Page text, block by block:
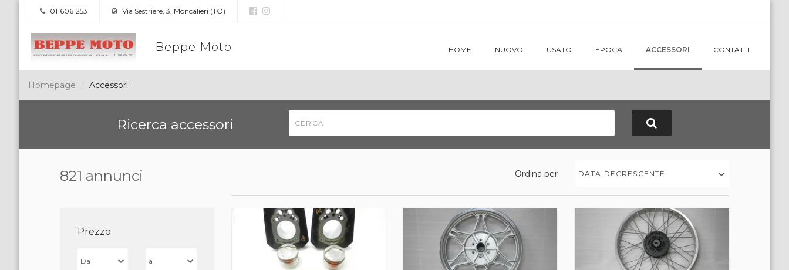
0116061253 Via Sestriere, 3, Moncalieri (TO)
Beppe Moto HOME NUOVO USATO EPOCA ACCESSORI CONTATTI
Homepage Accessori
Ricerca accessori
821 annunci Ordina per DATA DECRESCENTE
Prezzo